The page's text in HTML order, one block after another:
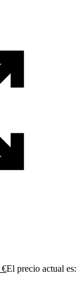
€El precio actual es: